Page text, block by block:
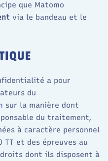
que Matomo
via le bandeau et le
a pour
du
sur la manière dont
du traitement,
à caractère personnel
TT et des épreuves au
dont ils disposent à